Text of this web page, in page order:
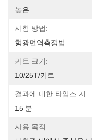
높은
시험 방법:
형광면역측정법
키트 크기:
10/25T/키트
결과에 대한 타임즈 지:
15 분
사용 목적: